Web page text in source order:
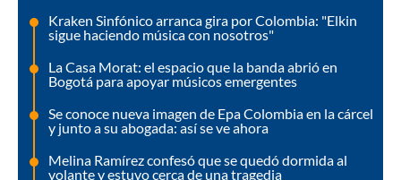
Kraken Sinfónico arranca gira por Colombia: "Elkin
sigue haciendo música con nosotros"
La Casa Morat: el espacio que la banda abrió en
Bogotá para apoyar músicos emergentes
Se conoce nueva imagen de Epa Colombia en la cárcel
y junto a su abogada: así se ve ahora
Melina Ramírez confesó que se quedó dormida al
volante y estuvo cerca de una tragedia